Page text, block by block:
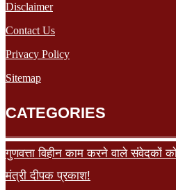
Disclaimer
Contact Us
Privacy Policy
Sitemap
CATEGORIES
गुणवत्ता विहीन काम करने वाले संवेदकों
मंत्री दीपक प्रकाश!